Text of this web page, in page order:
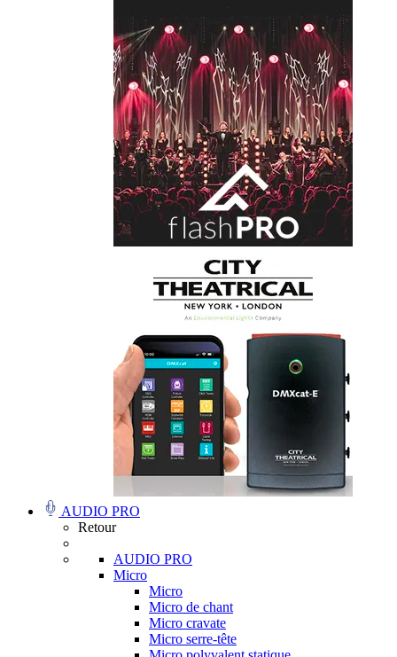
AUDIO PRO
Retour
AUDIO PRO
Micro
Micro
Micro de chant
Micro cravate
Micro serre-tête